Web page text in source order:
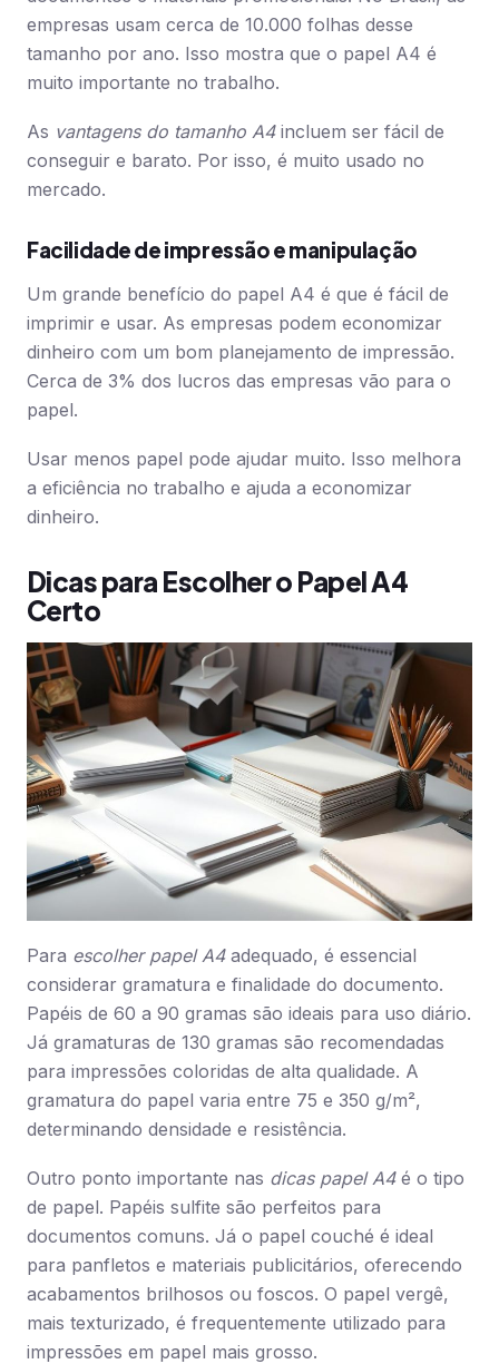
empresas usam cerca de 10.000 folhas desse
tamanho por ano. Isso mostra que o papel A4 é
muito importante no trabalho.
As vantagens do tamanho A4incluem ser fácil de
conseguir e barato. Por isso, é muito usado no
mercado.
Facilidade de impressão e manipulação
Um grande benefício do papel A4 é que é fácil de
imprimir e usar. As empresas podem economizar
dinheiro com um bom planejamento de impressão.
Cerca de 3% dos lucros das empresas vão para o
papel.
Usar menos papel pode ajudar muito. Isso melhora
a eficiência no trabalho e ajuda a economizar
dinheiro.
Dicas para Escolher o Papel A4
Certo
Para escolher papel A4adequado, é essencial
considerar gramatura e finalidade do documento.
Papéis de 60 a 90 gramas são ideais para uso diário.
Já gramaturas de 130 gramas são recomendadas
para impressões coloridas de alta qualidade. A
gramatura do papel varia entre 75 e 350 g/m²,
determinando densidade e resistência.
Outro ponto importante nas dicas papel A4é o tipo
de papel. Papéis sulfite são perfeitos para
documentos comuns. Já o papel couché é ideal
para panfletos e materiais publicitários, oferecendo
acabamentos brilhosos ou foscos. O papel vergê,
mais texturizado, é frequentemente utilizado para
impressões em papel mais grosso.